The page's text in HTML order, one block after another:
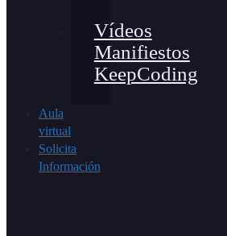
Vídeos
Manifiestos
KeepCoding
Aula
virtual
Solicita
Información